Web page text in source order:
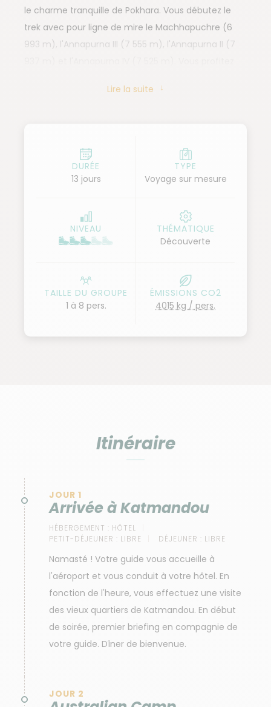
le charme tranquille de Pokhara. Vous débutez le
trek avec pour ligne de mire le Machhapuchre (6
993 m), l'Annapurna III (7 555 m), l'Annapurna II (7
traversez quelques villages vivant essentiellement
et des sentiers cachés au cœur d'une gigantesque
bambouseraie vous mène à l’étape du somptueux
village Gurung de Gandruk. C’est au cœur du Népal,
contemplez un titanesque amphithéâtre composé
de pics et de glaces s’élevant à plus de 3 000
mètres. À 4 130 mètres d’altitude, un panorama
sommets du massif des Annapurnas. C'est l'étape
forte de ce trek.
Lire la suite
DURÉE
13 jours
TYPE
Voyage sur mesure
NIVEAU
THÉMATIQUE
Découverte
TAILLE DU GROUPE
1 à 8 pers.
ÉMISSIONS CO2
4015 kg / pers.
Itinéraire
JOUR 1
Arrivée à Katmandou
HÉBERGEMENT : HÔTEL
PETIT-DÉJEUNER : LIBRE DÉJEUNER : LIBRE
Namasté ! Votre guide vous accueille à
l'aéroport et vous conduit à votre hôtel. En
fonction de l'heure, vous effectuez une visite
des vieux quartiers de Katmandou. En début
de soirée, premier briefing en compagnie de
votre guide. Dîner de bienvenue.
JOUR 2